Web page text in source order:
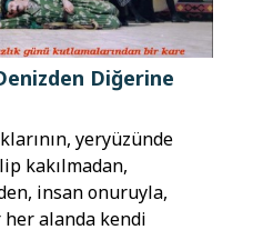
Diğerine
yeryüzünde
kakılmadan,
insan onuruyla,
her alanda kendi